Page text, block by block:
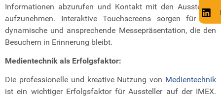
Informationen abzurufen und Kontakt mit den Ausstellern
aufzunehmen. Interaktive Touchscreens sorgen für eine
dynamische und ansprechende Messepräsentation, die den
Besuchern in Erinnerung bleibt.
Medientechnik als Erfolgsfaktor:
Die professionelle und kreative Nutzung von Medientechnik
ist ein wichtiger Erfolgsfaktor für Aussteller auf der IMEX.